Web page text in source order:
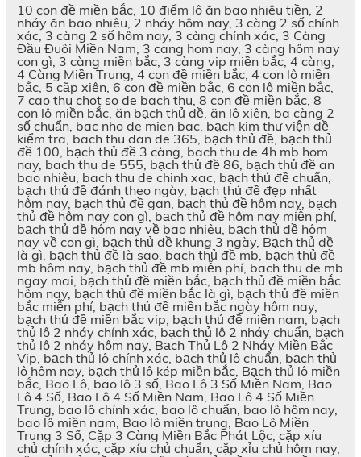
10 con đề miền bắc, 10 điểm lô ăn bao nhiêu tiền, 2
nháy ăn bao nhiêu, 2 nháy hôm nay, 3 càng 2 số chính
xác, 3 càng 2 số hôm nay, 3 càng chính xác, 3 Càng
Đầu Đuôi Miền Nam, 3 cang hom nay, 3 càng hôm nay
con gì, 3 càng miền bắc, 3 càng vip miền bắc, 4 càng,
4 Càng Miền Trung, 4 con đề miền bắc, 4 con lô miền
bắc, 5 cặp xiên, 6 con đề miền bắc, 6 con lô miền bắc,
7 cao thu chot so de bach thu, 8 con đề miền bắc, 8
con lô miền bắc, ăn bạch thủ đề, ăn lô xiên, ba càng 2
số chuẩn, bac nho de mien bac, bạch kim thư viện đề
kiểm tra, bach thu dan de 365, bạch thủ đề, bạch thủ
đề 100, bạch thủ đề 3 càng, bach thu de 4h mb hom
nay, bach thu de 555, bạch thủ đề 86, bạch thủ đề an
bao nhiêu, bach thu de chinh xac, bạch thủ đề chuẩn,
bạch thủ đề đánh theo ngày, bạch thủ đề đẹp nhất
hôm nay, bạch thủ đề gan, bạch thủ đề hôm nay, bạch
thủ đề hôm nay con gì, bạch thủ đề hôm nay miễn phí,
bạch thủ đề hôm nay về bao nhiêu, bạch thủ đề hôm
nay về con gì, bạch thủ đề khung 3 ngày, Bạch thủ đề
là gì, bạch thủ đề là sao, bach thủ đề mb, bạch thủ đề
mb hôm nay, bạch thủ đề mb miễn phí, bach thu de mb
ngay mai, bạch thủ đề miền bắc, bạch thủ đề miền bắc
hôm nay, bạch thủ đề miền bắc là gì, bạch thủ đề miền
bắc miễn phí, bạch thủ đề miền bắc ngày hôm nay,
bạch thủ đề miền bắc vip, bạch thủ đề miền nam, bạch
thủ lô 2 nháy chính xác, bạch thủ lô 2 nháy chuẩn, bạch
thủ lô 2 nháy hôm nay, Bạch Thủ Lô 2 Nháy Miền Bắc
Vip, bạch thủ lô chính xác, bạch thủ lô chuẩn, bạch thủ
lô hôm nay, bạch thủ lô kép miền bắc, Bạch thủ lô miền
bắc, Bao Lô, bao lô 3 số, Bao Lô 3 Số Miền Nam, Bao
Lô 4 Số, Bao Lô 4 Số Miền Nam, Bao Lô 4 Số Miền
Trung, bao lô chính xác, bao lô chuẩn, bao lô hôm nay,
bao lô miền nam, Bao lô miền trung, Bao Lô Miền
Trung 3 Số, Cặp 3 Càng Miền Bắc Phát Lộc, cặp xíu
chủ chính xác, cặp xíu chủ chuẩn, cặp xỉu chủ hôm nay,